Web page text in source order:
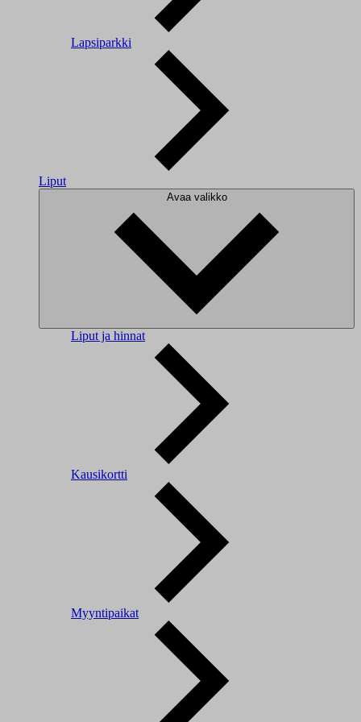
Lapsiparkki
Liput
Avaa valikko
Liput ja hinnat
Kausikortti
Myyntipaikat